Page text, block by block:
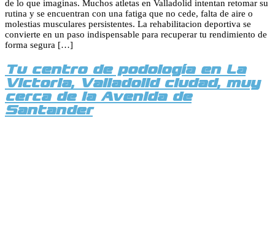
de lo que imaginas. Muchos atletas en Valladolid intentan retomar su
rutina y se encuentran con una fatiga que no cede, falta de aire o
molestias musculares persistentes. La rehabilitacion deportiva se
convierte en un paso indispensable para recuperar tu rendimiento de
forma segura […]
Tu centro de podología en La
Victoria, Valladolid ciudad, muy
cerca de la Avenida de
Santander